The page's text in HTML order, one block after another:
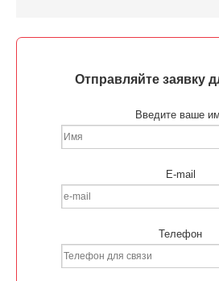
Отправляйте заявку
Введите ваше
E-mail
Телефон